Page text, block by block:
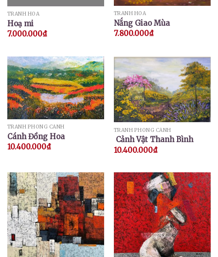
TRANH HOA
Hoạ mi
7.000.000₫
TRANH HOA
Nắng Giao Mùa
7.800.000₫
TRANH PHONG CẢNH
Cánh Đồng Hoa
10.400.000₫
TRANH PHONG CẢNH
Cảnh Vật Thanh Bình
10.400.000₫